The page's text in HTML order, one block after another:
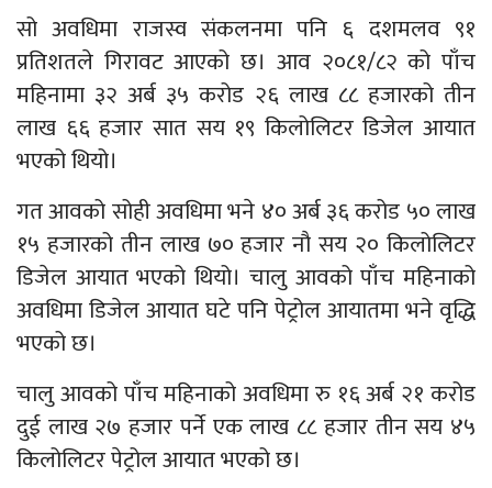
सो अवधिमा राजस्व संकलनमा पनि ६ दशमलव ९१
प्रतिशतले गिरावट आएको छ। आव २०८१/८२ को पाँच
महिनामा ३२ अर्ब ३५ करोड २६ लाख ८८ हजारको तीन
लाख ६६ हजार सात सय १९ किलोलिटर डिजेल आयात
भएको थियो।
गत आवको सोही अवधिमा भने ४० अर्ब ३६ करोड ५० लाख
१५ हजारको तीन लाख ७० हजार नौ सय २० किलोलिटर
डिजेल आयात भएको थियो। चालु आवको पाँच महिनाको
अवधिमा डिजेल आयात घटे पनि पेट्रोल आयातमा भने वृद्धि
भएको छ।
चालु आवको पाँच महिनाको अवधिमा रु १६ अर्ब २१ करोड
दुई लाख २७ हजार पर्ने एक लाख ८८ हजार तीन सय ४५
किलोलिटर पेट्रोल आयात भएको छ।